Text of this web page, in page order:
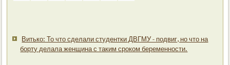
Витько: То что сделали студентки ДВГМУ - подвиг, но что на
борту делала женщина с таким сроком беременности.